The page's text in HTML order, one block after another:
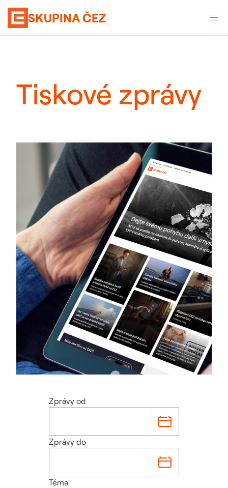
SKUPINA ČEZ
Tiskové zprávy
Zprávy od
Zprávy do
Téma